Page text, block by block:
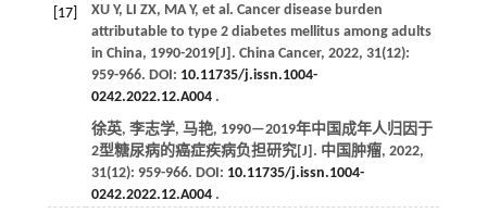
[17] XU Y, LI ZX, MA Y, et al. Cancer disease burden
attributable to type 2 diabetes mellitus among adults
in China, 1990-2019[J]. China Cancer, 2022, 31(12):
959-966. DOI: 10.11735/j.issn.1004-
0242.2022.12.A004.
徐英, 李志学, 马艳, 1990—2019年中国成年人归因于
2型糖尿病的癌症疾病负担研究[J]. 中国肿瘤, 2022,
31(12): 959-966. DOI: 10.11735/j.issn.1004-
0242.2022.12.A004.